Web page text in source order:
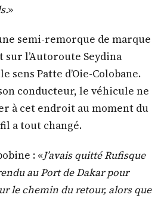
»
semi-remorque de marque
l’Autoroute Seydina
sens Patte d’Oie-Colobane.
conducteur, le véhicule ne
à cet endroit au moment du
a tout changé.
: «J’avais quitté Rufisque
au Port de Dakar pour
le chemin du retour, alors que